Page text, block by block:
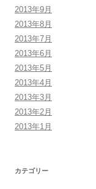
2013年9月
2013年8月
2013年7月
2013年6月
2013年5月
2013年4月
2013年3月
2013年2月
2013年1月
カテゴリー